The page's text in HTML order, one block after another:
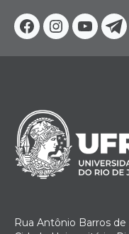
Facebook
Instagram
Rua Antônio Barros de